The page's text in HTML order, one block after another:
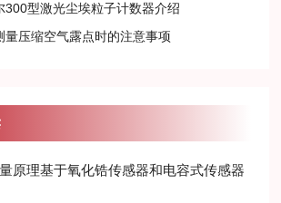
300型激光尘埃粒子计数器介绍
量压缩空气露点时的注意事项
原理基于氧化锆传感器和电容式传感器